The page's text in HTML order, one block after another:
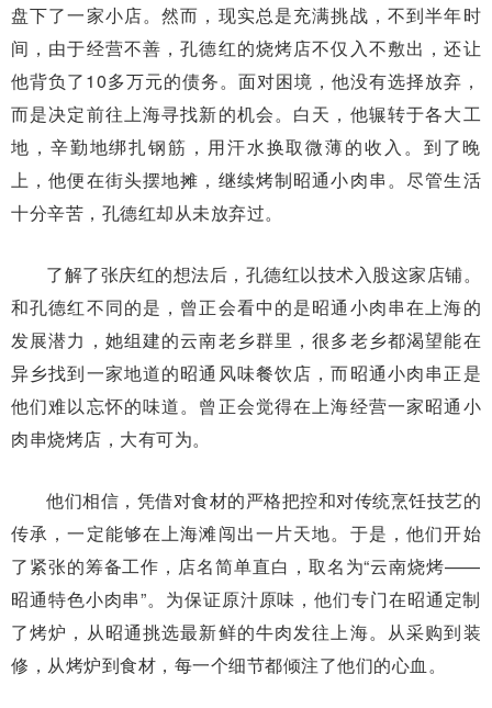
盘下了一家小店。然而，现实总是充满挑战，不到半年时
间，由于经营不善，孔德红的烧烤店不仅入不敷出，还让
他背负了10多万元的债务。面对困境，他没有选择放弃，
而是决定前往上海寻找新的机会。白天，他辗转于各大工
地，辛勤地绑扎钢筋，用汗水换取微薄的收入。到了晚
上，他便在街头摆地摊，继续烤制昭通小肉串。尽管生活
十分辛苦，孔德红却从未放弃过。
了解了张庆红的想法后，孔德红以技术入股这家店铺。
和孔德红不同的是，曾正会看中的是昭通小肉串在上海的
发展潜力，她组建的云南老乡群里，很多老乡都渴望能在
异乡找到一家地道的昭通风味餐饮店，而昭通小肉串正是
他们难以忘怀的味道。曾正会觉得在上海经营一家昭通小
肉串烧烤店，大有可为。
他们相信，凭借对食材的严格把控和对传统烹饪技艺的
传承，一定能够在上海滩闯出一片天地。于是，他们开始
了紧张的筹备工作，店名简单直白，取名为“云南烧烤——
昭通特色小肉串”。为保证原汁原味，他们专门在昭通定制
了烤炉，从昭通挑选最新鲜的牛肉发往上海。从采购到装
修，从烤炉到食材，每一个细节都倾注了他们的心血。